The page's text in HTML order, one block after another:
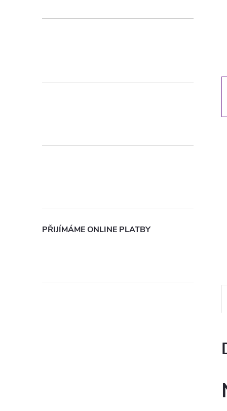
r
p
e
PŘIJÍMÁME ONLINE PLATBY